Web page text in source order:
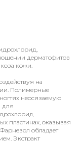
дерматофитов
кожи.
на
Полимерные
неосязаемую
для
пластинах, оказывая
обладает
Экстракт